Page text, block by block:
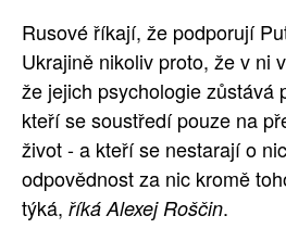
SOCIÁLNÍ SÍTĚ
RUBRIKY
PLNÁ VERZE STRÁNEK
Rusové říkají, že podporují
Ukrajině nikoliv proto, že v ni
že jejich psychologie zůstává
kteří se soustředí pouze na
život - a kteří se nestarají o
odpovědnost za nic kromě
týká, říká Alexej Roščin.